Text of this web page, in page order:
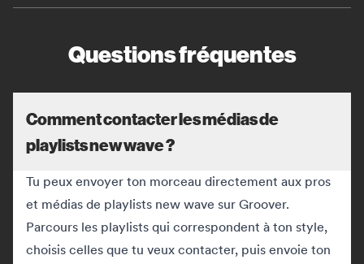
Questions fréquentes
Comment contacter les médias de
playlists new wave ?
Tu peux envoyer ton morceau directement aux pros
et médias de playlists new wave sur Groover.
Parcours les playlists qui correspondent à ton style,
choisis celles que tu veux contacter, puis envoie ton